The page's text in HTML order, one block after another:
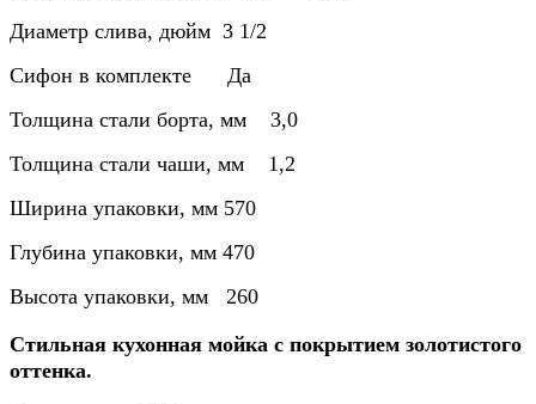
Диаметр слива, дюйм 3 1/2
Сифон в комплекте Да
Толщина стали борта, мм 3,0
Толщина стали чаши, мм 1,2
Ширина упаковки, мм 570
Глубина упаковки, мм 470
Высота упаковки, мм 260
Стильная кухонная мойка с покрытием золотистого
оттенка.